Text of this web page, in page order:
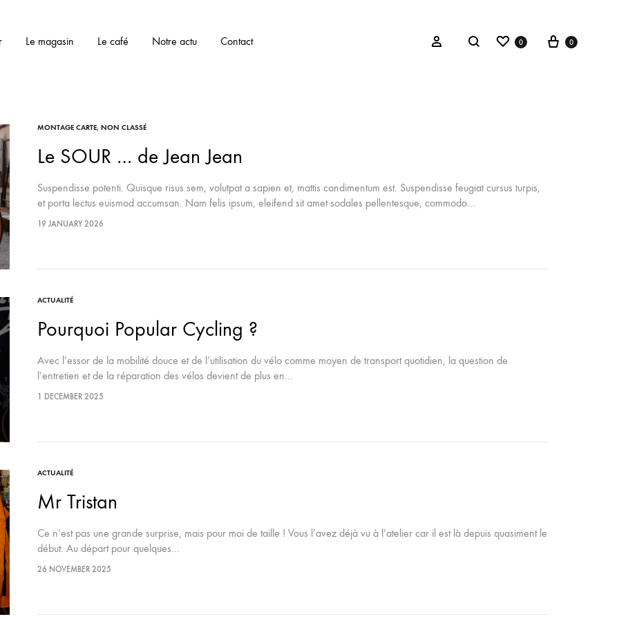
Le magasin Le café Notre actu Contact Sign inSearch Wishlist
0 Cart
0
MONTAGE CARTE, NON CLASSÉ
Le SOUR … de Jean Jean
Suspendisse potenti. Quisque risus sem, volutpat a sapien et, mattis condimentum est. Suspendisse feugiat cursus turpis,
et porta lectus euismod accumsan. Nam felis ipsum, eleifend sit amet sodales pellentesque, commodo…
19 JANUARY 2026
ACTUALITÉ
Pourquoi Popular Cycling ?
Avec l’essor de la mobilité douce et de l’utilisation du vélo comme moyen de transport quotidien, la question de
l’entretien et de la réparation des vélos devient de plus en…
1 DECEMBER 2025
ACTUALITÉ
Mr Tristan
Ce n’est pas une grande surprise, mais pour moi de taille ! Vous l’avez déjà vu à l’atelier car il est là depuis quasiment le
début. Au départ pour quelques…
26 NOVEMBER 2025